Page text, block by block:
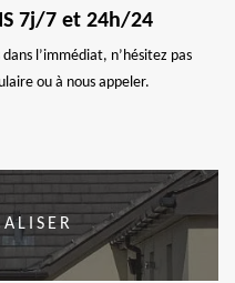
7j/7 et 24h/24
l’immédiat, n’hésitez pas
ou à nous appeler.